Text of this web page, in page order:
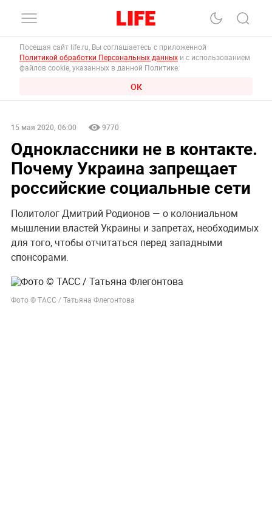
Посещая сайт life.ru, Вы соглашаетесь с приложенной
Политикой обработки Персональных данных и с использованием
файлов cookie, указанных в данной Политике.
ОК
15 мая 2020, 06:00 9770
Одноклассники не в контакте.
Почему Украина запрещает
российские социальные сети
Политолог Дмитрий Родионов — о колониальном
мышлении властей Украины и запретах, необходимых
для того, чтобы отчитаться перед западными
спонсорами.
Фото © ТАСС / Татьяна Флегонтова